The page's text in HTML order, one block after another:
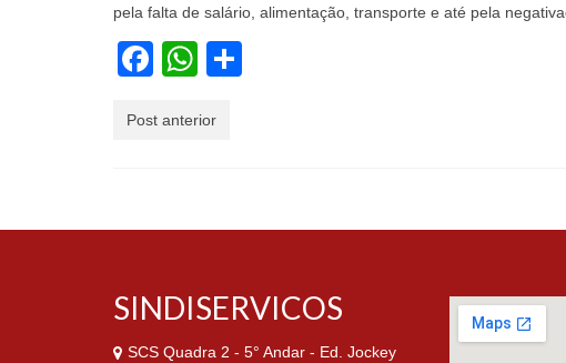
pela falta de salário, alimentação, transporte e até pela
Facebook
WhatsApp
Post anterior
SINDISERVICOS
SCS Quadra 2 - 5° Andar - Ed. Jockey